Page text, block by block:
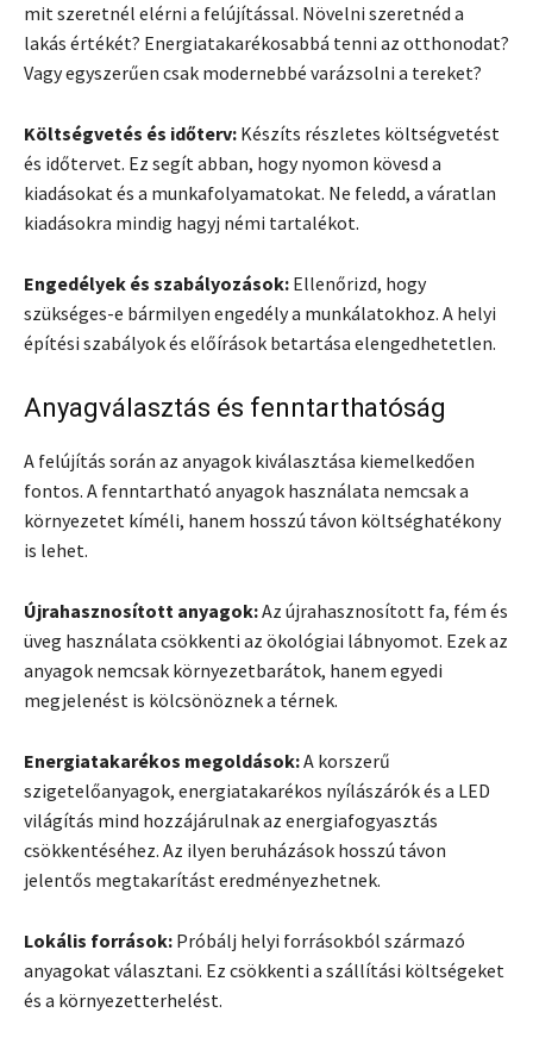
mit szeretnél elérni a felújítással. Növelni szeretnéd a
lakás értékét? Energiatakarékosabbá tenni az otthonodat?
Vagy egyszerűen csak modernebbé varázsolni a tereket?
Költségvetés és időterv: Készíts részletes költségvetést
és időtervet. Ez segít abban, hogy nyomon kövesd a
kiadásokat és a munkafolyamatokat. Ne feledd, a váratlan
kiadásokra mindig hagyj némi tartalékot.
Engedélyek és szabályozások: Ellenőrizd, hogy
szükséges-e bármilyen engedély a munkálatokhoz. A helyi
építési szabályok és előírások betartása elengedhetetlen.
Anyagválasztás és fenntarthatóság
A felújítás során az anyagok kiválasztása kiemelkedően
fontos. A fenntartható anyagok használata nemcsak a
környezetet kíméli, hanem hosszú távon költséghatékony
is lehet.
Újrahasznosított anyagok:Az újrahasznosított fa, fém és
üveg használata csökkenti az ökológiai lábnyomot. Ezek az
anyagok nemcsak környezetbarátok, hanem egyedi
megjelenést is kölcsönöznek a térnek.
Energiatakarékos megoldások:A korszerű
szigetelőanyagok, energiatakarékos nyílászárók és a LED
világítás mind hozzájárulnak az energiafogyasztás
csökkentéséhez. Az ilyen beruházások hosszú távon
jelentős megtakarítást eredményezhetnek.
Lokális források: Próbálj helyi forrásokból származó
anyagokat választani. Ez csökkenti a szállítási költségeket
és a környezetterhelést.